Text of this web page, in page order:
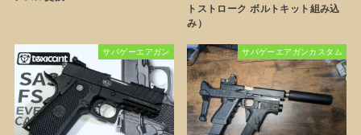
トストローク ボルトキット組み込
み）
サバゲーエアガン サバゲーエアガンカスタム